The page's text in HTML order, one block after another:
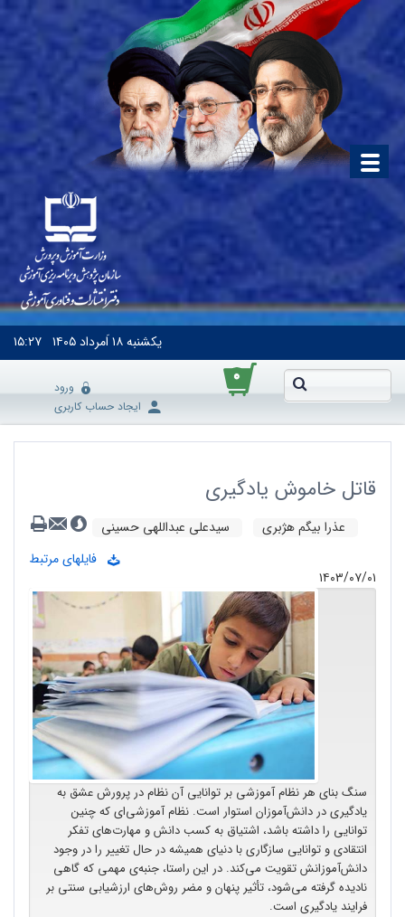
یکشنبه۱۸ اَمرداد ۱۴۰۵ ۱۵:۲۷
۰
ورود
ایجاد حساب کاربری
قاتل خاموش یادگیری
عذرا بیگم هژبری
سیدعلی عبداللهی حسینی
فایلهای مرتبط
۱۴۰۳/۰۷/۰۱
سنگ بنای هر نظام آموزشی بر توانایی آن نظام در پرورش عشق به
یادگیری در دانش‌آموزان استوار است. نظام آموزشی‌ای که چنین
توانایی را داشته باشد، اشتیاق به کسب دانش و مهارت‌های تفکر
انتقادی و توانایی سازگاری با دنیای همیشه در حال تغییر را در وجود
دانش‌آموزانش تقویت می‌کند. در این راستا، جنبه‌ی مهمی که گاهی
نادیده گرفته می‌شود، تأثیر پنهان و مضر روش‌های ارزشیابی سنتی بر
فرایند یادگیری است.